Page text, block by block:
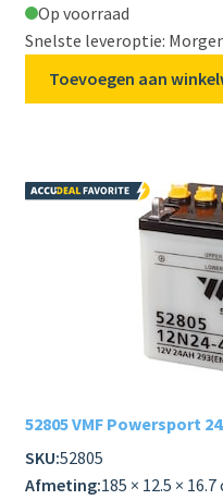
Op voorraad
Snelste leveroptie:
Toevoegen aan
52805 VMF Powersport
SKU:52805
Afmeting:185 × 12.5 × 16.7